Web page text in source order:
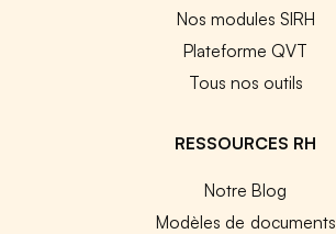
Nos modules SIRH
Plateforme QVT
Tous nos outils
RESSOURCES RH
Notre Blog
Modèles de documents